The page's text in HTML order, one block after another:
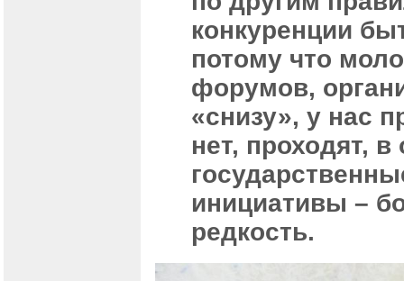
конкуренции
потому что
форумов,
«снизу», у нас
нет, проходят,
инициативы –
редкость.